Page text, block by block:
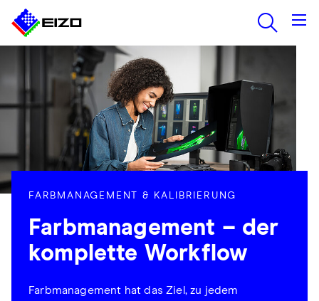
FARBMANAGEMENT & KALIBRIERUNG
Farbmanagement – der
komplette Workflow
Farbmanagement hat das Ziel, zu jedem